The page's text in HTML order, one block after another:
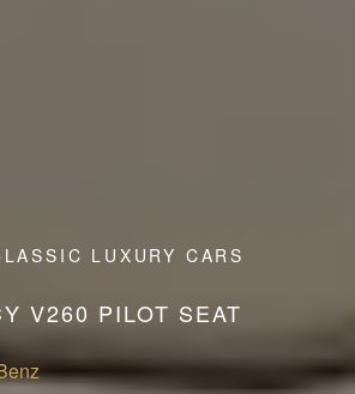
LUXURY CARS
V260 PILOT SEAT